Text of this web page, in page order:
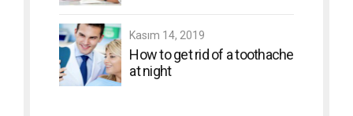
Kasım 14, 2019
How to get rid of a toothache
at night